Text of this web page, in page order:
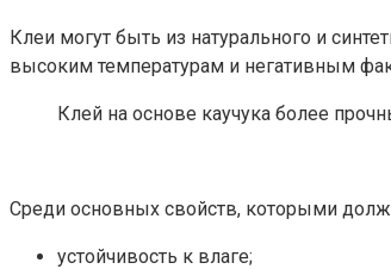
Клеи могут быть из натурального и
высоким температурам и негативным
Клей на основе каучука более
Среди основных свойств, которыми
устойчивость к влаге;